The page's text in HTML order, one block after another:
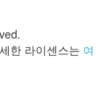
한 라이센스는 여